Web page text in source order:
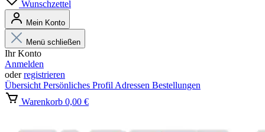
Wunschzettel
Mein Konto
Menü schließen
Ihr Konto
Anmelden
oderregistrieren
Übersicht Persönliches Profil Adressen Bestellungen
Warenkorb 0,00 €